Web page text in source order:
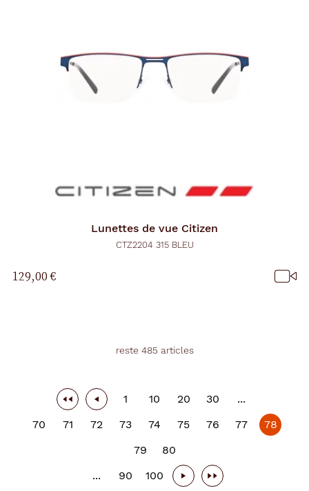
Lunettes de vue Citizen
CTZ2204 315 BLEU
129,00 €
reste 485 articles
1 10 20 30
...
70
71 72 73 74 75 76 77
78
79
80
...
90 100